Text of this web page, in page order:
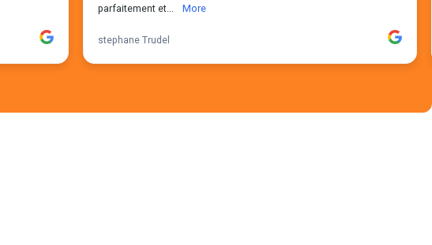
parfaitement et...
More
stephane Trudel